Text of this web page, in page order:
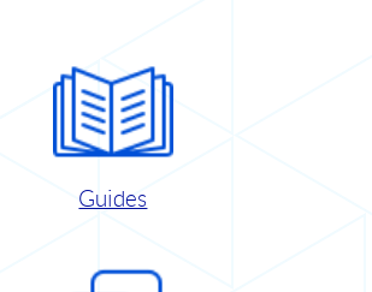
Guides